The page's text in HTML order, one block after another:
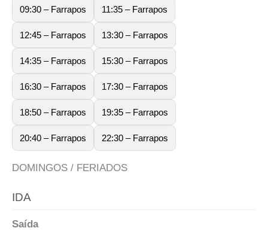
09:30 – Farrapos 11:35 – Farrapos
12:45 – Farrapos 13:30 – Farrapos
14:35 – Farrapos 15:30 – Farrapos
16:30 – Farrapos 17:30 – Farrapos
18:50 – Farrapos 19:35 – Farrapos
20:40 – Farrapos 22:30 – Farrapos
DOMINGOS / FERIADOS
IDA
Saída